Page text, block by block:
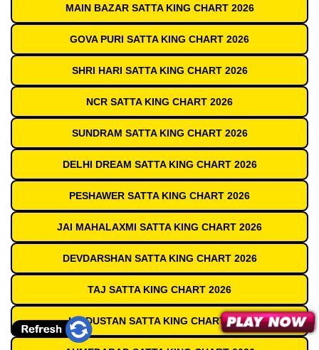
MAIN BAZAR SATTA KING CHART 2026
GOVA PURI SATTA KING CHART 2026
SHRI HARI SATTA KING CHART 2026
NCR SATTA KING CHART 2026
SUNDRAM SATTA KING CHART 2026
DELHI DREAM SATTA KING CHART 2026
PESHAWER SATTA KING CHART 2026
JAI MAHALAXMI SATTA KING CHART 2026
DEVDARSHAN SATTA KING CHART 2026
TAJ SATTA KING CHART 2026
HINDUSTAN SATTA KING CHART 2026